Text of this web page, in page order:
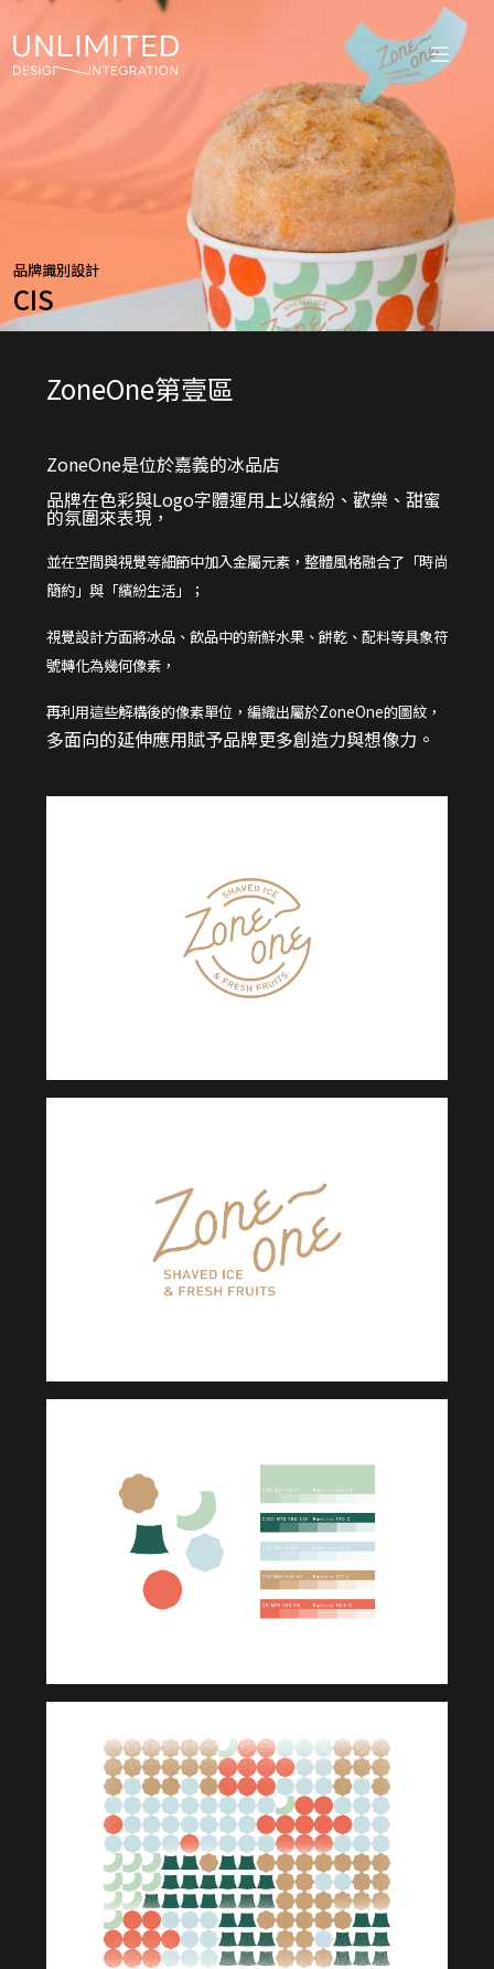
品牌識別設計
CIS
ZoneOne第壹區
ZoneOne是位於嘉義的冰品店
品牌在色彩與Logo字體運用上以繽紛、歡樂、甜蜜
的氛圍來表現，
並在空間與視覺等細節中加入金屬元素，整體風格融合了「時尚
簡約」與「繽紛生活」；
視覺設計方面將冰品、飲品中的新鮮水果、餅乾、配料等具象符
號轉化為幾何像素，
再利用這些解構後的像素單位，編織出屬於ZoneOne的圖紋，
多面向的延伸應用賦予品牌更多創造力與想像力。